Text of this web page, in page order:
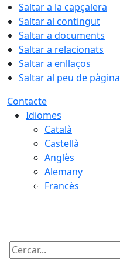
Saltar a la capçalera
Saltar al contingut
Saltar a documents
Saltar a relacionats
Saltar a enllaços
Saltar al peu de pàgina
Contacte
Idiomes
Català
Castellà
Anglès
Alemany
Francès
Cercar: